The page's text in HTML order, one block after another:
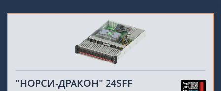
"НОРСИ-ДРАКОН" 24SFF